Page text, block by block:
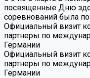
посвященные Дню
соревнований была
Официальный визит
партнеры по
Германии
Официальный визит
партнеры по
Германии